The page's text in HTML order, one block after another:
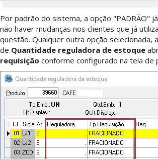
Por padrão do sistema, a opção "PADRÃO"
não haver mudanças nos clientes que já
questão. Qualquer outra opção selecionada,
de Quantidade reguladora de estoque
requisição conforme configurado na tela de